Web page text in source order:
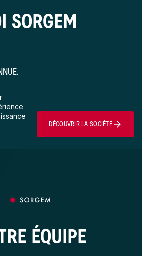
SORGEM
DÉCOUVRIR LA SOCIÉTÉ
ÉQUIPE